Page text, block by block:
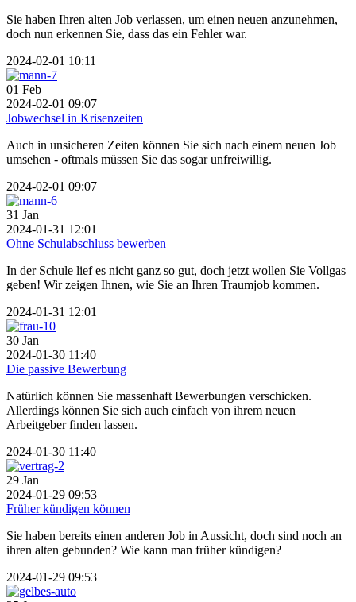
Sie haben Ihren alten Job verlassen, um einen neuen anzunehmen,
doch nun erkennen Sie, dass das ein Fehler war.
2024-02-01 10:11
01 Feb
2024-02-01 09:07
Jobwechsel in Krisenzeiten
Auch in unsicheren Zeiten können Sie sich nach einem neuen Job
umsehen - oftmals müssen Sie das sogar unfreiwillig.
2024-02-01 09:07
31 Jan
2024-01-31 12:01
Ohne Schulabschluss bewerben
In der Schule lief es nicht ganz so gut, doch jetzt wollen Sie Vollgas
geben! Wir zeigen Ihnen, wie Sie an Ihren Traumjob kommen.
2024-01-31 12:01
30 Jan
2024-01-30 11:40
Die passive Bewerbung
Natürlich können Sie massenhaft Bewerbungen verschicken.
Allerdings können Sie sich auch einfach von ihrem neuen
Arbeitgeber finden lassen.
2024-01-30 11:40
29 Jan
2024-01-29 09:53
Früher kündigen können
Sie haben bereits einen anderen Job in Aussicht, doch sind noch an
ihren alten gebunden? Wie kann man früher kündigen?
2024-01-29 09:53